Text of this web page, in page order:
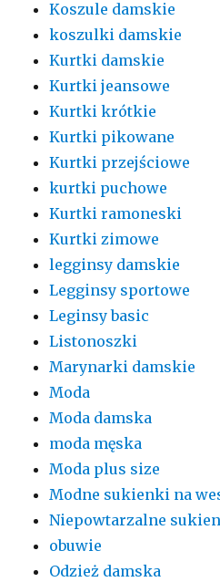
Koszule damskie
koszulki damskie
Kurtki damskie
Kurtki jeansowe
Kurtki krótkie
Kurtki pikowane
Kurtki przejściowe
kurtki puchowe
Kurtki ramoneski
Kurtki zimowe
legginsy damskie
Legginsy sportowe
Leginsy basic
Listonoszki
Marynarki damskie
Moda
Moda damska
moda męska
Moda plus size
Modne sukienki na
Niepowtarzalne
obuwie
Odzież damska